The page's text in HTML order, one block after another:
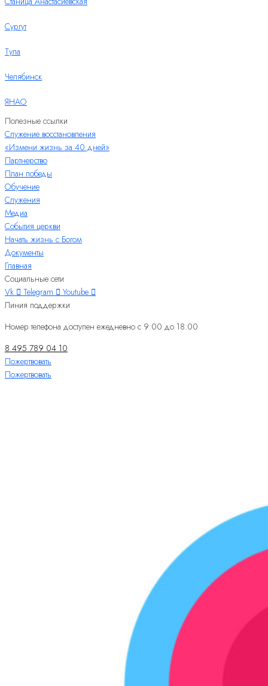
Сургут
Тула
Челябинск
ЯНАО
Полезные ссылки
Служение восстановления
«Измени жизнь за 40 дней»
Партнерство
План победы
Обучение
Служения
Медиа
События церкви
Начать жизнь с Богом
Документы
Главная
Социальные сети
Vk
Telegram
Youtube
Линия поддержки
Номер телефона доступен ежедневно с 9:00 до 18:00
8 495 789 04 10
Пожертвовать
Пожертвовать